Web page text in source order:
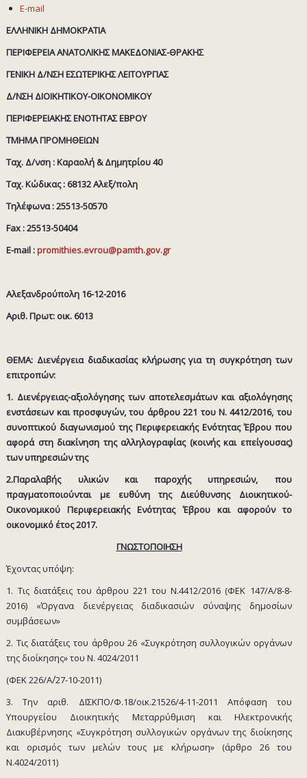
E-mail
ΕΛΛΗΝΙΚΗ ΔΗΜΟΚΡΑΤΙΑ
ΠΕΡΙΦΕΡΕΙΑ ΑΝΑΤΟΛΙΚΗΣ ΜΑΚΕΔΟΝΙΑΣ-ΘΡΑΚΗΣ
ΓΕΝΙΚΗ Δ/ΝΣΗ ΕΣΩΤΕΡΙΚΗΣ ΛΕΙΤΟΥΡΓΙΑΣ
Δ/ΝΣΗ ΔΙΟΙΚΗΤΙΚΟΥ-ΟΙΚΟΝΟΜΙΚΟΥ
ΠΕΡΙΦΕΡΕΙΑΚΗΣ ΕΝΟΤΗΤΑΣ ΕΒΡΟΥ
ΤΜΗΜΑ ΠΡΟΜΗΘΕΙΩΝ
Ταχ. Δ/νση : Καραολή & Δημητρίου 40
Ταχ. Κώδικας : 68132 Αλεξ/πολη
Τηλέφωνα : 25513-50570
Fax : 25513-50404
E-mail :promithies.evrou@pamth.gov.gr
Αλεξανδρούπολη 16-12-2016
Αριθ. Πρωτ: οικ. 6013
ΘΕΜΑ: Διενέργεια διαδικασίας κλήρωσης για τη συγκρότηση των
επιτροπών:
1. Διενέργειας-αξιολόγησης των αποτελεσμάτων και αξιολόγησης
ενστάσεων και προσφυγών, του άρθρου 221 του N. 4412/2016, του
συνοπτικού διαγωνισμού της Περιφερειακής Ενότητας Έβρου που
αφορά στη διακίνηση της αλληλογραφίας (κοινής και επείγουσας)
των υπηρεσιών της
2.Παραλαβής υλικών και παροχής υπηρεσιών, που
πραγματοποιούνται με ευθύνη της Διεύθυνσης Διοικητικού-
Οικονομικού Περιφερειακής Ενότητας Έβρου και αφορούν το
οικονομικό έτος 2017.
ΓΝΩΣΤΟΠΟΙΗΣΗ
Έχοντας υπόψη:
1. Τις διατάξεις του άρθρου 221 του Ν.4412/2016 (ΦΕΚ 147/Α/8-8-
2016) «Όργανα διενέργειας διαδικασιών σύναψης δημοσίων
συμβάσεων»
2. Τις διατάξεις του άρθρου 26 «Συγκρότηση συλλογικών οργάνων
της διοίκησης» του Ν. 4024/2011
(ΦΕΚ 226/Α΄/27-10-2011)
3. Την αριθ. ΔΙΣΚΠΟ/Φ.18/οικ.21526/4-11-2011 Απόφαση του
Υπουργείου Διοικητικής Μεταρρύθμιση και Ηλεκτρονικής
Διακυβέρνησης «Συγκρότηση συλλογικών οργάνων της διοίκησης
και ορισμός των μελών τους με κλήρωση» (άρθρο 26 του
Ν.4024/2011)